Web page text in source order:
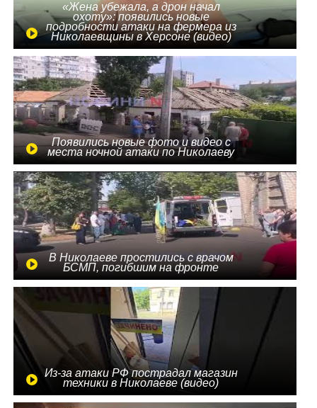
«Жена убежала, а дрон начал
охоту»: появились новые
подробности атаки на фермера из
Николаевщины в Херсоне (видео)
Появились новые фото и видео с
места ночной атаки по Николаеву
В Николаеве простились с врачом
БСМП, погибшим на фронте
Из-за атаки РФ пострадал магазин
техники в Николаеве (видео)